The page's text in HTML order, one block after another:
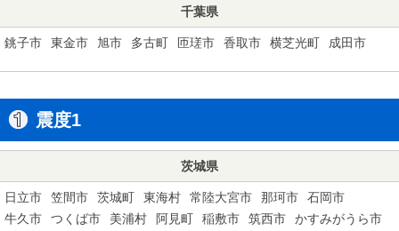
千葉県
銚子市 東金市 旭市 多古町 匝瑳市 香取市 横芝光町 成田市
震度1
茨城県
日立市 笠間市 茨城町 東海村 常陸大宮市 那珂市
石岡市
牛久市
つくば市 美浦村 阿見町 稲敷市 筑西市
かすみがうら市